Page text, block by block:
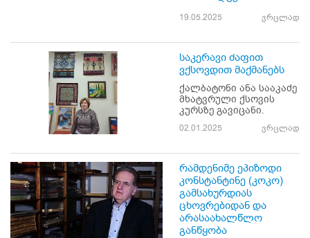
19.05.2025 ვრცლად
საკერავი ძაფით
ვქსოვდით მაქმანებს
ქალბატონი ანა სააკაძე
მხატვრული ქსოვის
კურსზე გავიცანი.
02.01.2025 ვრცლად
რამდენიმე ეპიზოდი
კონსტანტინე (კოკო)
გამსახურდიას
ცხოვრებიდან და
არასაახალწლო
განწყობა